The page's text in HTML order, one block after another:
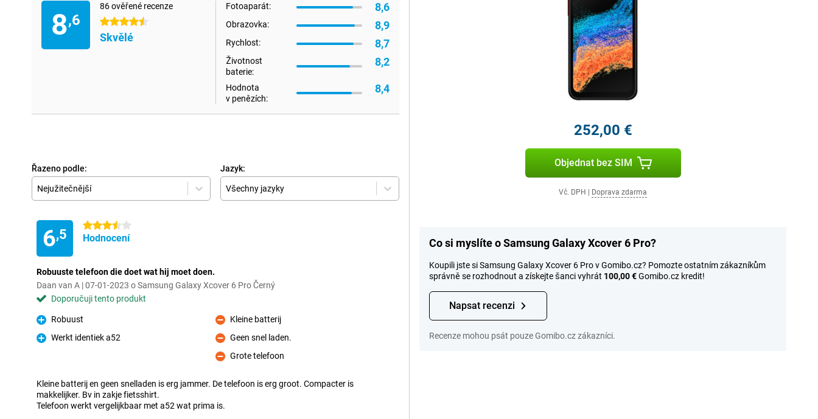
8,6
86 ověřené recenze
4.5 hvězdičky
Skvělé
Fotoaparát: 8,6
Obrazovka: 8,9
Rychlost: 8,7
Životnost
baterie:
8,2
Hodnota
v penězích:
8,4
Řazeno podle:
Nejužitečnější
Jazyk:
Všechny jazyky
6,5
3.5 hvězdičky
Hodnocení
Robuuste telefoon die doet wat hij moet doen.
Daan van A | 07-01-2023 o Samsung Galaxy Xcover 6 Pro Černý
Doporučuji tento produkt
Pro
Robuust
Pro
Werkt identiek a52
Proti
Kleine batterij
Proti
Geen snel laden.
Proti
Grote telefoon
Kleine batterij en geen snelladen is erg jammer. De telefoon is erg groot. Compacter is
makkelijker. Bv in zakje fietsshirt.
Telefoon werkt vergelijkbaar met a52 wat prima is.
252,00 €
Objednat bez SIM
Vč. DPH Doprava zdarma
Co si myslíte o Samsung Galaxy Xcover 6 Pro?
Koupili jste si Samsung Galaxy Xcover 6 Pro v Gomibo.cz? Pomozte ostatním zákazníkům
správně se rozhodnout a získejte šanci vyhrát 100,00 €Gomibo.cz kredit!
Napsat recenzi
Recenze mohou psát pouze Gomibo.cz zákazníci.